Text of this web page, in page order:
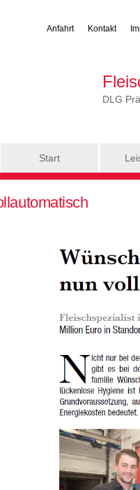
Anfahrt Kontakt
DLG
Start